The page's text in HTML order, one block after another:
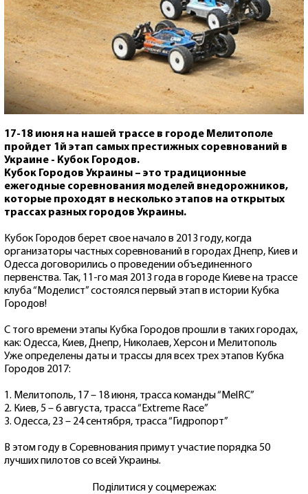
17-18 июня на нашей трассе в городе Мелитополе
пройдет 1й этап самых престижных соревнований в
Украине - Кубок Городов.
Кубок Городов Украины – это традиционные
ежегодные соревнования моделей внедорожников,
которые проходят в несколько этапов на открытых
трассах разных городов Украины.
Кубок Городов берет свое начало в 2013 году, когда
организаторы частных соревнований в городах Днепр, Киев и
Одесса договорились о проведении объединенного
первенства. Так, 11-го мая 2013 года в городе Киеве на трассе
клуба “Моделист” состоялся первый этап в истории Кубка
Городов!
С того времени этапы Кубка Городов прошли в таких городах,
как: Одесса, Киев, Днепр, Николаев, Херсон и Мелитополь
Уже определены даты и трассы для всех трех этапов Кубка
Городов 2017:
1. Мелитополь, 17 – 18 июня, трасса команды “MelRC”
2. Киев, 5 – 6 августа, трасса “Extreme Race”
3. Одесса, 23 – 24 сентября, трасса “Гидропорт”
В этом году в Соревнования примут участие порядка 50
лучших пилотов со всей Украины.
Поділитися у соцмережах: